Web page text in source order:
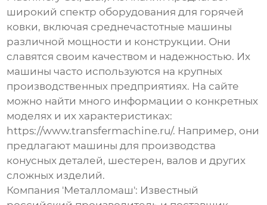
широкий спектр оборудования для горячей
ковки, включая среднечастотные машины
различной мощности и конструкции. Они
славятся своим качеством и надежностью. Их
машины часто используются на крупных
производственных предприятиях. На сайте
можно найти много информации о конкретных
моделях и их характеристиках:
https://www.transfermachine.ru/. Например, они
предлагают машины для производства
конусных деталей, шестерен, валов и других
сложных изделий.
Компания 'Металломаш': Известный